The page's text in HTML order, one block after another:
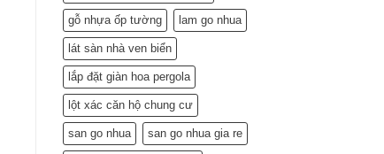
gỗ nhựa ốp tường lam go nhua
lát sàn nhà ven biển
lắp đặt giàn hoa pergola
lột xác căn hộ chung cư
san go nhua san go nhua gia re